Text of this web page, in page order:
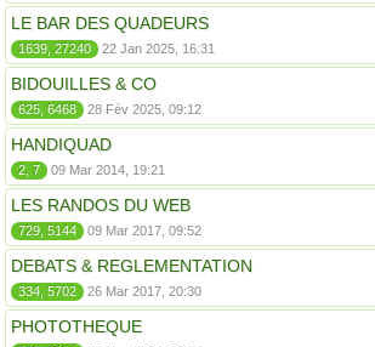
LE BAR DES QUADEURS
1639, 27240 22 Jan 2025, 16:31
BIDOUILLES & CO
625, 6468 28 Fév 2025, 09:12
HANDIQUAD
2, 7 09 Mar 2014, 19:21
LES RANDOS DU WEB
729, 5144 09 Mar 2017, 09:52
DEBATS & REGLEMENTATION
334, 5702 26 Mar 2017, 20:30
PHOTOTHEQUE